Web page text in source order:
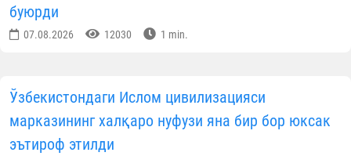
буюрди
07.08.2026 12030 1 min.
Ўзбекистондаги Ислом цивилизацияси
марказининг халқаро нуфузи яна бир бор юксак
эътироф этилди